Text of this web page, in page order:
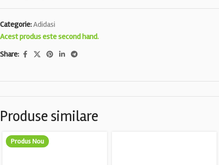
Categorie:Adidasi
Acest produs este second hand.
Share:
Produse similare
Produs Nou